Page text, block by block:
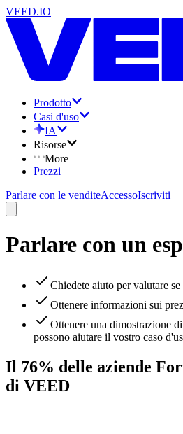
VEED.IO
Prodotto
Casi d'uso
IA
Risorse
More
Prezzi
Parlare con le venditeAccessoIscriviti
Parlare con un
Chiedete aiuto per valutare
Ottenere informazioni sui
Ottenere una dimostrazione
possono aiutare il vostro caso
Il 76% delle aziende
di VEED